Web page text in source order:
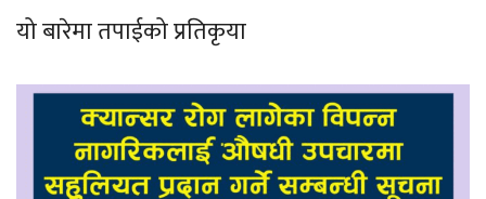
यो बारेमा तपाईको प्रतिकृया